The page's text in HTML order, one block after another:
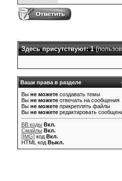
Здесь присутствуют: 1
Ваши права в разделе
Вы не можете создавать темы
Вы не можете отвечать на сообщения
Вы не можете прикреплять файлы
Вы не можете редактировать
BB коды Вкл.
Смайлы Вкл.
[IMG] код Вкл.
HTML код Выкл.